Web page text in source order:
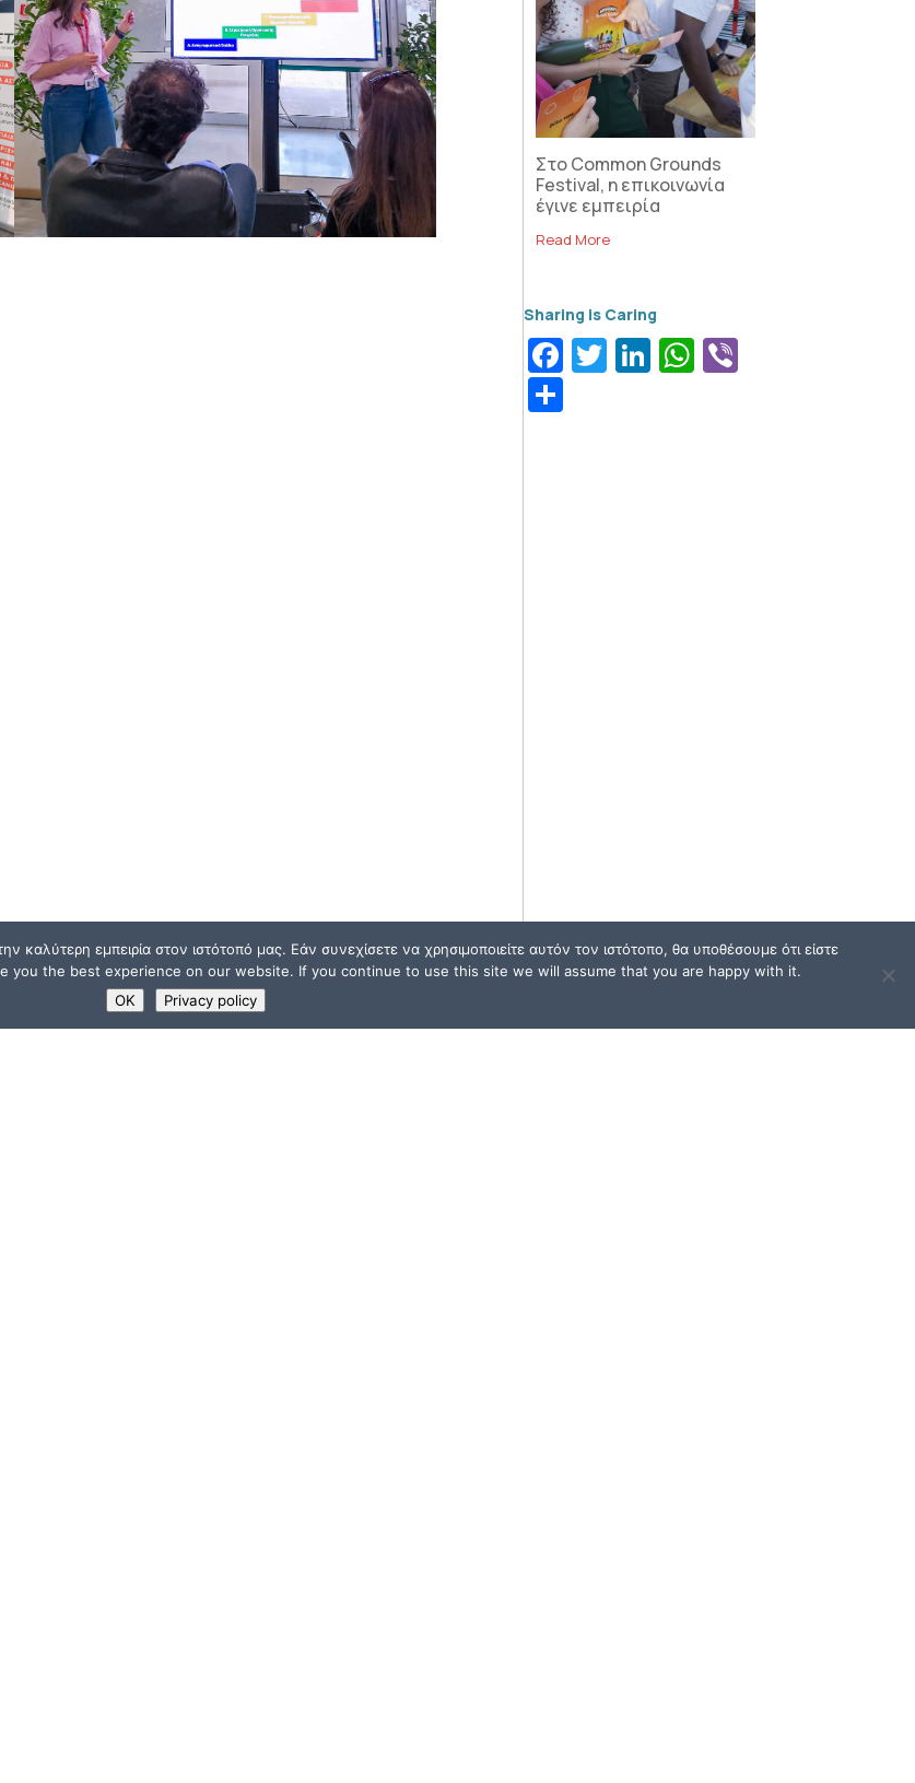
Στο Common Grounds
Festival, η επικοινωνία
έγινε εμπειρία
Read More
Facebook
Twitter
LinkedIn
WhatsApp
καλύτερη εμπειρία στον ιστότοπό μας. Εάν συνεχίσετε να χρησιμοποιείτε αυτόν τον ιστότοπο, θα υποθέσουμε ότι είστε
you the best experience on our website. If you continue to use this site we will assume that you are happy with it.
OK
Privacy policy